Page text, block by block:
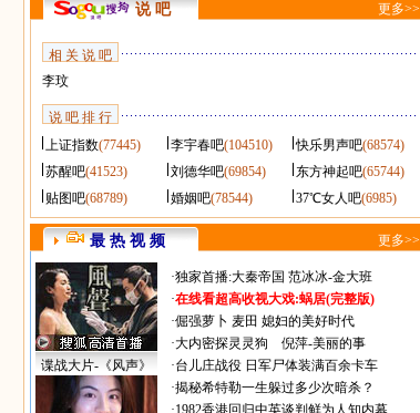
说 吧 更多>>
相 关 说 吧
李玟
说 吧 排 行
上证指数(77445) 李宇春吧(104510) 快乐男声吧(68574)
苏醒吧(41523) 刘德华吧(69854) 东方神起吧(65744)
贴图吧(68789) 婚姻吧(78544) 37℃女人吧(6985)
最 热 视 频 更多>>
谍战大片-《风声》
·独家首播:大秦帝国 范冰冰-金大班
·在线看超高收视大戏:蜗居(完整版)
·倔强萝卜 麦田 媳妇的美好时代
·大内密探灵灵狗
倪萍-美丽的事
·台儿庄战役 日军尸体装满百余卡车
·揭秘希特勒一生躲过多少次暗杀？
·1982香港回归中英谈判鲜为人知内幕